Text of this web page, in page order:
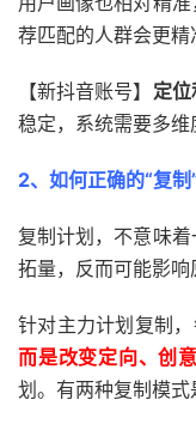
荐匹配的人群会更精
【新抖音账号】 定位
稳定，系统需要多维
2、如何正确的“复制
复制计划，不意味
拓量，反而可能影响
针对主力计划复制
而是改变定向、创
划。有两种复制模式